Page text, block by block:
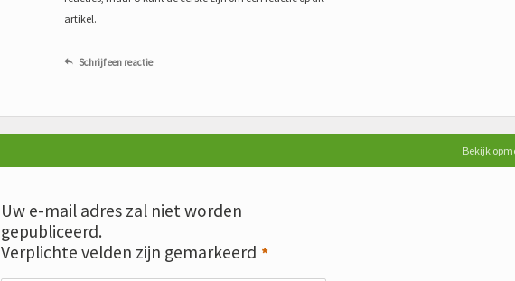
artikel.
 Schrijf een reactie
Bekijk
Uw e-mail adres zal niet worden
gepubliceerd.
Verplichte velden zijn gemarkeerd *